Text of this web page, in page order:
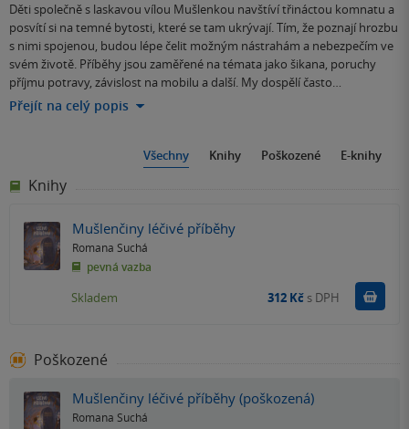
Děti společně s laskavou vílou Mušlenkou navštíví třináctou komnatu a
posvítí si na temné bytosti, které se tam ukrývají. Tím, že poznají hrozbu
s nimi spojenou, budou lépe čelit možným nástrahám a nebezpečím ve
svém životě. Příběhy jsou zaměřené na témata jako šikana, poruchy
příjmu potravy, závislost na mobilu a další. My dospělí často…
Přejít na celý popis
Všechny Knihy Poškozené E-knihy
Knihy
Mušlenčiny léčivé příběhy
Romana Suchá
pevná vazba
Skladem 312 Kč s DPH
Poškozené
Mušlenčiny léčivé příběhy (poškozená)
Romana Suchá